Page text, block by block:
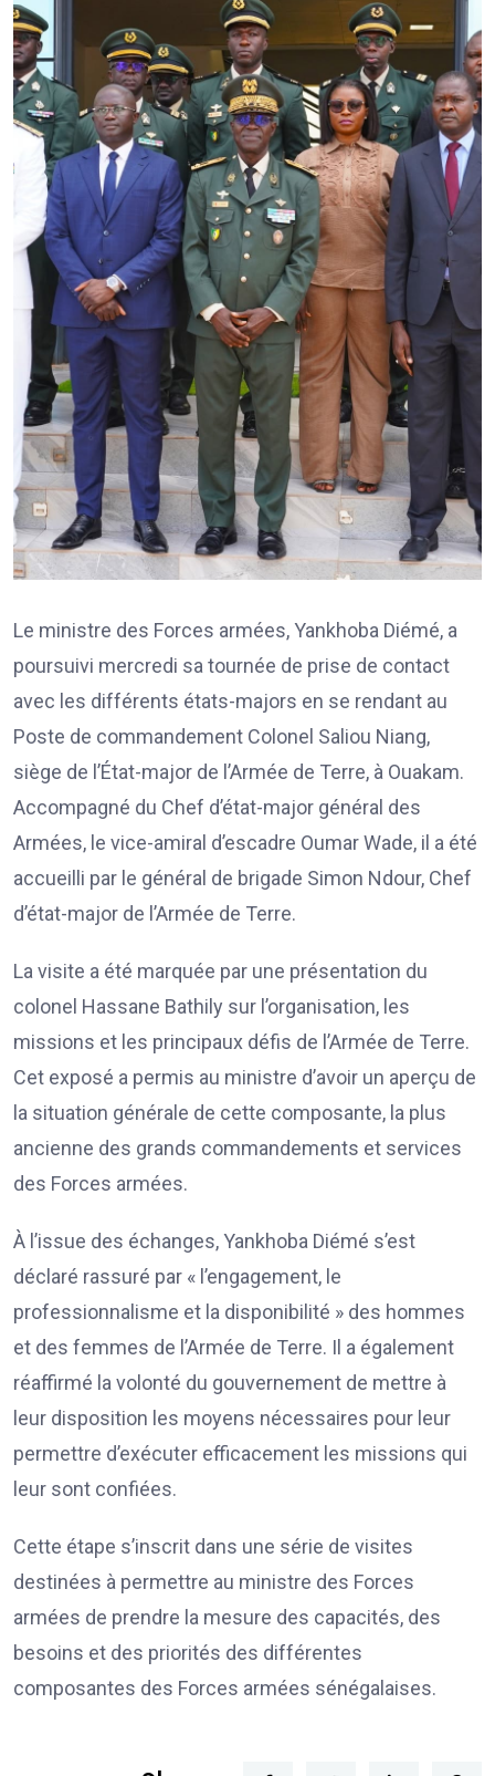
Le ministre des Forces armées, Yankhoba Diémé, a
poursuivi mercredi sa tournée de prise de contact
avec les différents états-majors en se rendant au
Poste de commandement Colonel Saliou Niang,
siège de l’État-major de l’Armée de Terre, à Ouakam.
Accompagné du Chef d’état-major général des
Armées, le vice-amiral d’escadre Oumar Wade, il a été
accueilli par le général de brigade Simon Ndour, Chef
d’état-major de l’Armée de Terre.
La visite a été marquée par une présentation du
colonel Hassane Bathily sur l’organisation, les
missions et les principaux défis de l’Armée de Terre.
Cet exposé a permis au ministre d’avoir un aperçu de
la situation générale de cette composante, la plus
ancienne des grands commandements et services
des Forces armées.
À l’issue des échanges, Yankhoba Diémé s’est
déclaré rassuré par « l’engagement, le
professionnalisme et la disponibilité » des hommes
et des femmes de l’Armée de Terre. Il a également
réaffirmé la volonté du gouvernement de mettre à
leur disposition les moyens nécessaires pour leur
permettre d’exécuter efficacement les missions qui
leur sont confiées.
Cette étape s’inscrit dans une série de visites
destinées à permettre au ministre des Forces
armées de prendre la mesure des capacités, des
besoins et des priorités des différentes
composantes des Forces armées sénégalaises.